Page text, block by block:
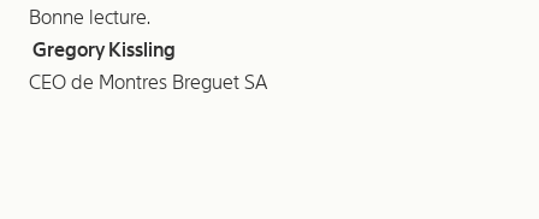
Bonne lecture.
Gregory Kissling
CEO de Montres Breguet SA